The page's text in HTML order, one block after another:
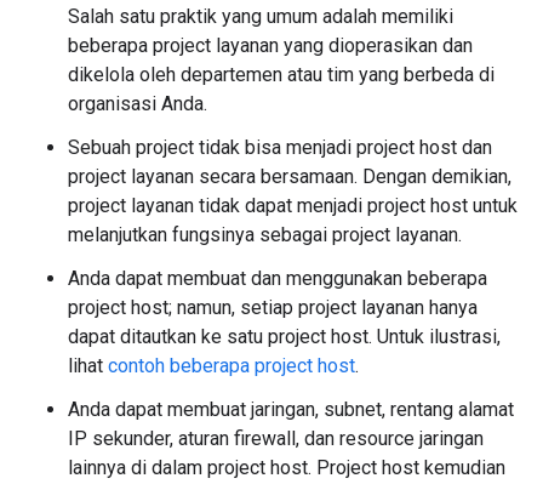
Salah satu praktik yang umum adalah memiliki
beberapa project layanan yang dioperasikan dan
dikelola oleh departemen atau tim yang berbeda di
organisasi Anda.
Sebuah project tidak bisa menjadi project host dan
project layanan secara bersamaan. Dengan demikian,
project layanan tidak dapat menjadi project host untuk
melanjutkan fungsinya sebagai project layanan.
Anda dapat membuat dan menggunakan beberapa
project host; namun, setiap project layanan hanya
dapat ditautkan ke satu project host. Untuk ilustrasi,
lihat contoh beberapa project host.
Anda dapat membuat jaringan, subnet, rentang alamat
IP sekunder, aturan firewall, dan resource jaringan
lainnya di dalam project host. Project host kemudian